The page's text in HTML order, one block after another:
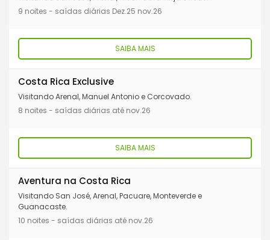
badaladas, com mar azul, areia branca e a moldura verde das
San José. No seu entorno tem trilhas que levam ao Lago Arenal
e a linda Cachoeira de La Fortuna.
9 noites - saídas diárias Dez.25 nov.26
SAIBA MAIS
Costa Rica Exclusive
Visitando Arenal, Manuel Antonio e Corcovado.
8 noites - saídas diárias até nov.26
SAIBA MAIS
Aventura na Costa Rica
Visitando San José, Arenal, Pacuare, Monteverde e
Guanacaste.
10 noites - saídas diárias até nov.26